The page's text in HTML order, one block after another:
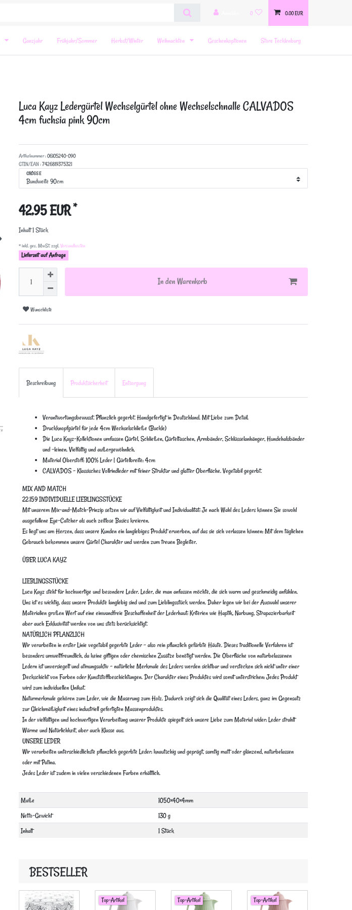
0 0,00 EUR
Ganzjahr Frühjahr/Sommer Herbst/Winter Weihnachten Geschenkoptionen Store Tecklenburg
Luca Kayz Ledergürtel Wechselgürtel ohne Wechselschnalle CALVADOS
4cm fuchsia pink90cm
Artikelnummer :06105240-090
GTIN/EAN :7426819375321
GRÖSSE
42,95 EUR*
Inhalt1Stück
* inkl. ges. MwSt. zzgl.Versandkosten
Lieferzeit auf Anfrage
In den Warenkorb
Wunschliste
Beschreibung Produktsicherheit Entsorgung
Verantwortungsbewusst. Pflanzlich gegerbt. Handgefertigt in Deutschland. Mit Liebe zum Detail.
Druckknopfgürtel für jede 4cm Wechselschließe (Buckle)
Die Luca Kayz-Kollektionen umfassen Gürtel, Schließen, Gürteltaschen, Armbänder, Schlüsselanhänger, Hundehalsbänder
und -leinen. Vielfältig und außergewöhnlich.
Material Oberstoff: 100% Leder | Gürtelbreite: 4cm
CALVADOS - Klassisches Vollrindleder mit feiner Struktur und glatter Oberfläche. Vegetabil gegerbt.
MIX AND MATCH
22.159 INDIVIDUELLE LIEBLINGSSTÜCKE
Mit unserem Mix-and-Match-Prinzip setzen wir auf Vielfältigkeit und Individualität: Je nach Wahl des Leders können Sie sowohl
ausgefallene Eye-Catcher als auch zeitlose Basics kreieren.
Es liegt uns am Herzen, dass unsere Kunden ein langlebiges Produkt erwerben, auf das sie sich verlassen können: Mit dem täglichen
Gebrauch bekommen unsere Gürtel Charakter und werden zum treuen Begleiter.
ÜBER LUCA KAYZ
LIEBLINGSSTÜCKE
Luca Kayz steht für hochwertige und besondere Leder. Leder, die man anfassen möchte, die sich warm und geschmeidig anfühlen.
Uns ist es wichtig, dass unsere Produkte langlebig sind und zum Lieblingsstück werden. Daher legen wir bei der Auswahl unserer
Materialien großen Wert auf eine einwandfreie Beschaffenheit der Lederhaut: Kriterien wie Haptik, Narbung, Strapazierbarkeit
aber auch Exklusivität werden von uns stets berücksichtigt.
NATÜRLICH PFLANZLICH
Wir verarbeiten in erster Linie vegetabil gegerbte Leder – also rein pflanzlich gefärbte Häute. Dieses traditionelle Verfahren ist
besonders umweltfreundlich, da keine giftigen oder chemischen Zusätze benötigt werden. Die Oberfläche von naturbelassenen
Ledern ist unversiegelt und atmungsaktiv – natürliche Merkmale des Leders werden sichtbar und verstecken sich nicht unter einer
Deckschicht von Farben oder Kunststoffbeschichtungen. Der Charakter eines Produktes wird somit unterstrichen: Jedes Produkt
wird zum individuellen Unikat.
Naturmerkmale gehören zum Leder, wie die Maserung zum Holz. Dadurch zeigt sich die Qualität eines Leders, ganz im Gegensatz
zur Gleichmäßigkeit eines industriell gefertigten Massenproduktes.
In der vielfältigen und hochwertigen Verarbeitung unserer Produkte spiegelt sich unsere Liebe zum Material wider: Leder strahlt
Wärme und Natürlichkeit, aber auch Klasse aus.
UNSERE LEDER
Wir verarbeiten unterschiedlichste pflanzlich gegerbte Leder: knautschig und geprägt, samtig matt oder glänzend, naturbelassen
oder mit Patina.
Jedes Leder ist zudem in vielen verschiedenen Farben erhältlich.
Technisches
Merkmal
Wert
Maße
1050×40×4mm
Netto-Gewicht
130 g
Inhalt
1 Stück
BESTSELLER
Top-Artikel Top-Artikel Top-Artikel